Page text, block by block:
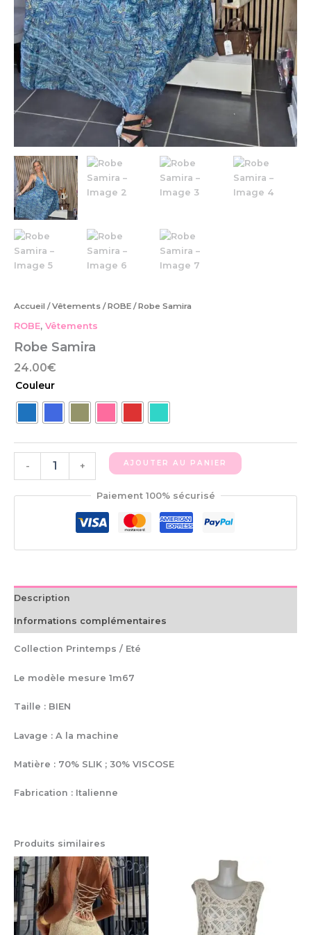
Accueil /Vêtements /ROBE / Robe Samira
ROBE, Vêtements
Robe Samira
24.00€
Couleur
- + AJOUTER AU PANIER
Paiement 100% sécurisé
Description
Informations complémentaires
Collection Printemps / Eté
Le modèle mesure 1m67
Taille : BIEN
Lavage : A la machine
Matière : 70% SLIK ; 30% VISCOSE
Fabrication : Italienne
Produits similaires
Ce
produit
a
variations.